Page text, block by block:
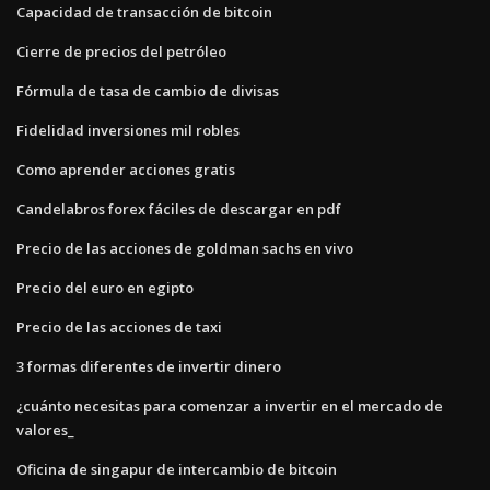
Capacidad de transacción de bitcoin
Cierre de precios del petróleo
Fórmula de tasa de cambio de divisas
Fidelidad inversiones mil robles
Como aprender acciones gratis
Candelabros forex fáciles de descargar en pdf
Precio de las acciones de goldman sachs en vivo
Precio del euro en egipto
Precio de las acciones de taxi
3 formas diferentes de invertir dinero
¿cuánto necesitas para comenzar a invertir en el mercado de
valores_
Oficina de singapur de intercambio de bitcoin